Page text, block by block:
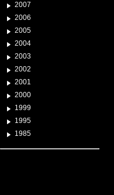
2007
2006
2005
2004
2003
2002
2001
2000
1999
1995
1985